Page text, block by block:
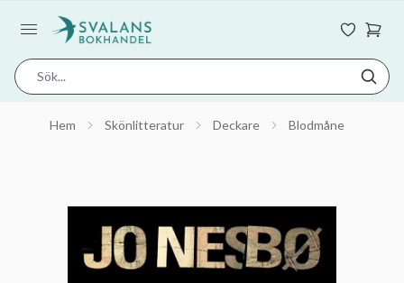
Hem Skönlitteratur Deckare Blodmåne